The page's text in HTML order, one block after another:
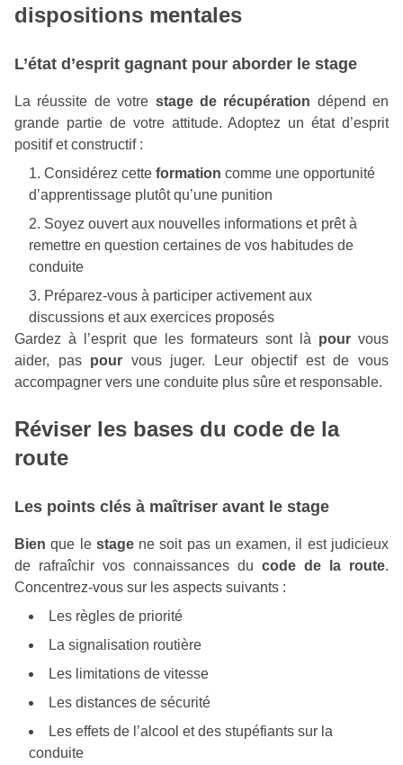
dispositions mentales
L’état d’esprit gagnant pour aborder le stage
La réussite de votre stage de récupération dépend en
grande partie de votre attitude. Adoptez un état d’esprit
positif et constructif :
Considérez cette formation comme une opportunité
d’apprentissage plutôt qu’une punition
Soyez ouvert aux nouvelles informations et prêt à
remettre en question certaines de vos habitudes de
conduite
Préparez-vous à participer activement aux
discussions et aux exercices proposés
Gardez à l’esprit que les formateurs sont là pour vous
aider, pas pour vous juger. Leur objectif est de vous
accompagner vers une conduite plus sûre et responsable.
Réviser les bases du code de la
route
Les points clés à maîtriser avant le stage
Bien que le stagene soit pas un examen, il est judicieux
de rafraîchir vos connaissances du code de la route.
Concentrez-vous sur les aspects suivants :
Les règles de priorité
La signalisation routière
Les limitations de vitesse
Les distances de sécurité
Les effets de l’alcool et des stupéfiants sur la
conduite